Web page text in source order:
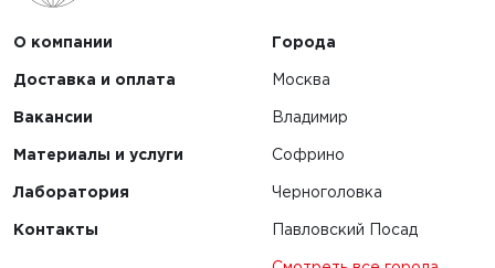
О компании
Доставка и оплата
Вакансии
Материалы и услуги
Лаборатория
Контакты
Города
Москва
Владимир
Софрино
Черноголовка
Павловский Посад